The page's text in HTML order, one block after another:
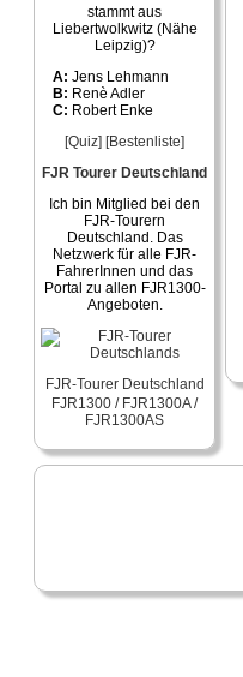
stammt aus
Liebertwolkwitz (Nähe
Leipzig)?
A: Jens Lehmann
B: Renè Adler
C: Robert Enke
[Quiz] [Bestenliste]
FJR Tourer Deutschland
Ich bin Mitglied bei den
FJR-Tourern
Deutschland. Das
Netzwerk für alle FJR-
FahrerInnen und das
Portal zu allen FJR1300-
Angeboten.
FJR-Tourer Deutschland
FJR1300 / FJR1300A /
FJR1300AS